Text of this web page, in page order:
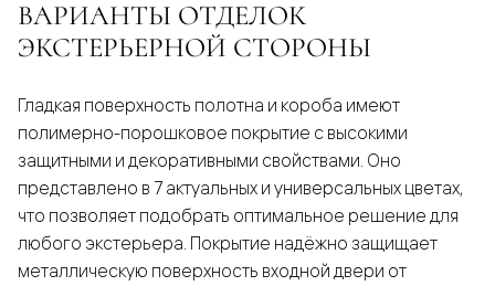
ВАРИАНТЫ ОТДЕЛОК
ЭКСТЕРЬЕРНОЙ СТОРОНЫ
Гладкая поверхность полотна и короба имеют
полимерно-порошковое покрытие с высокими
защитными и декоративными свойствами. Оно
представлено в 7 актуальных и универсальных цветах,
что позволяет подобрать оптимальное решение для
любого экстерьера. Покрытие надёжно защищает
металлическую поверхность входной двери от